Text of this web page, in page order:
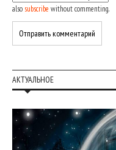
also subscribe without commenting.
АКТУАЛЬНОЕ